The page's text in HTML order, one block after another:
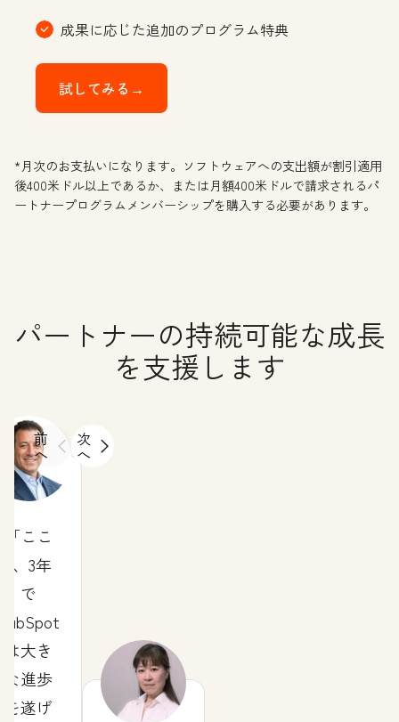
成果に応じた追加のプログラム特典
試してみる→
*月次のお支払いになります。ソフトウェアへの支出額が割引適用
後400米ドル以上であるか、または月額400米ドルで請求されるパ
ートナープログラムメンバーシップを購入する必要があります。
パートナーの持続可能な成長
を支援します
前
へ
次
へ
ここ
2、3年
で
は大き
な進歩
を遂げ